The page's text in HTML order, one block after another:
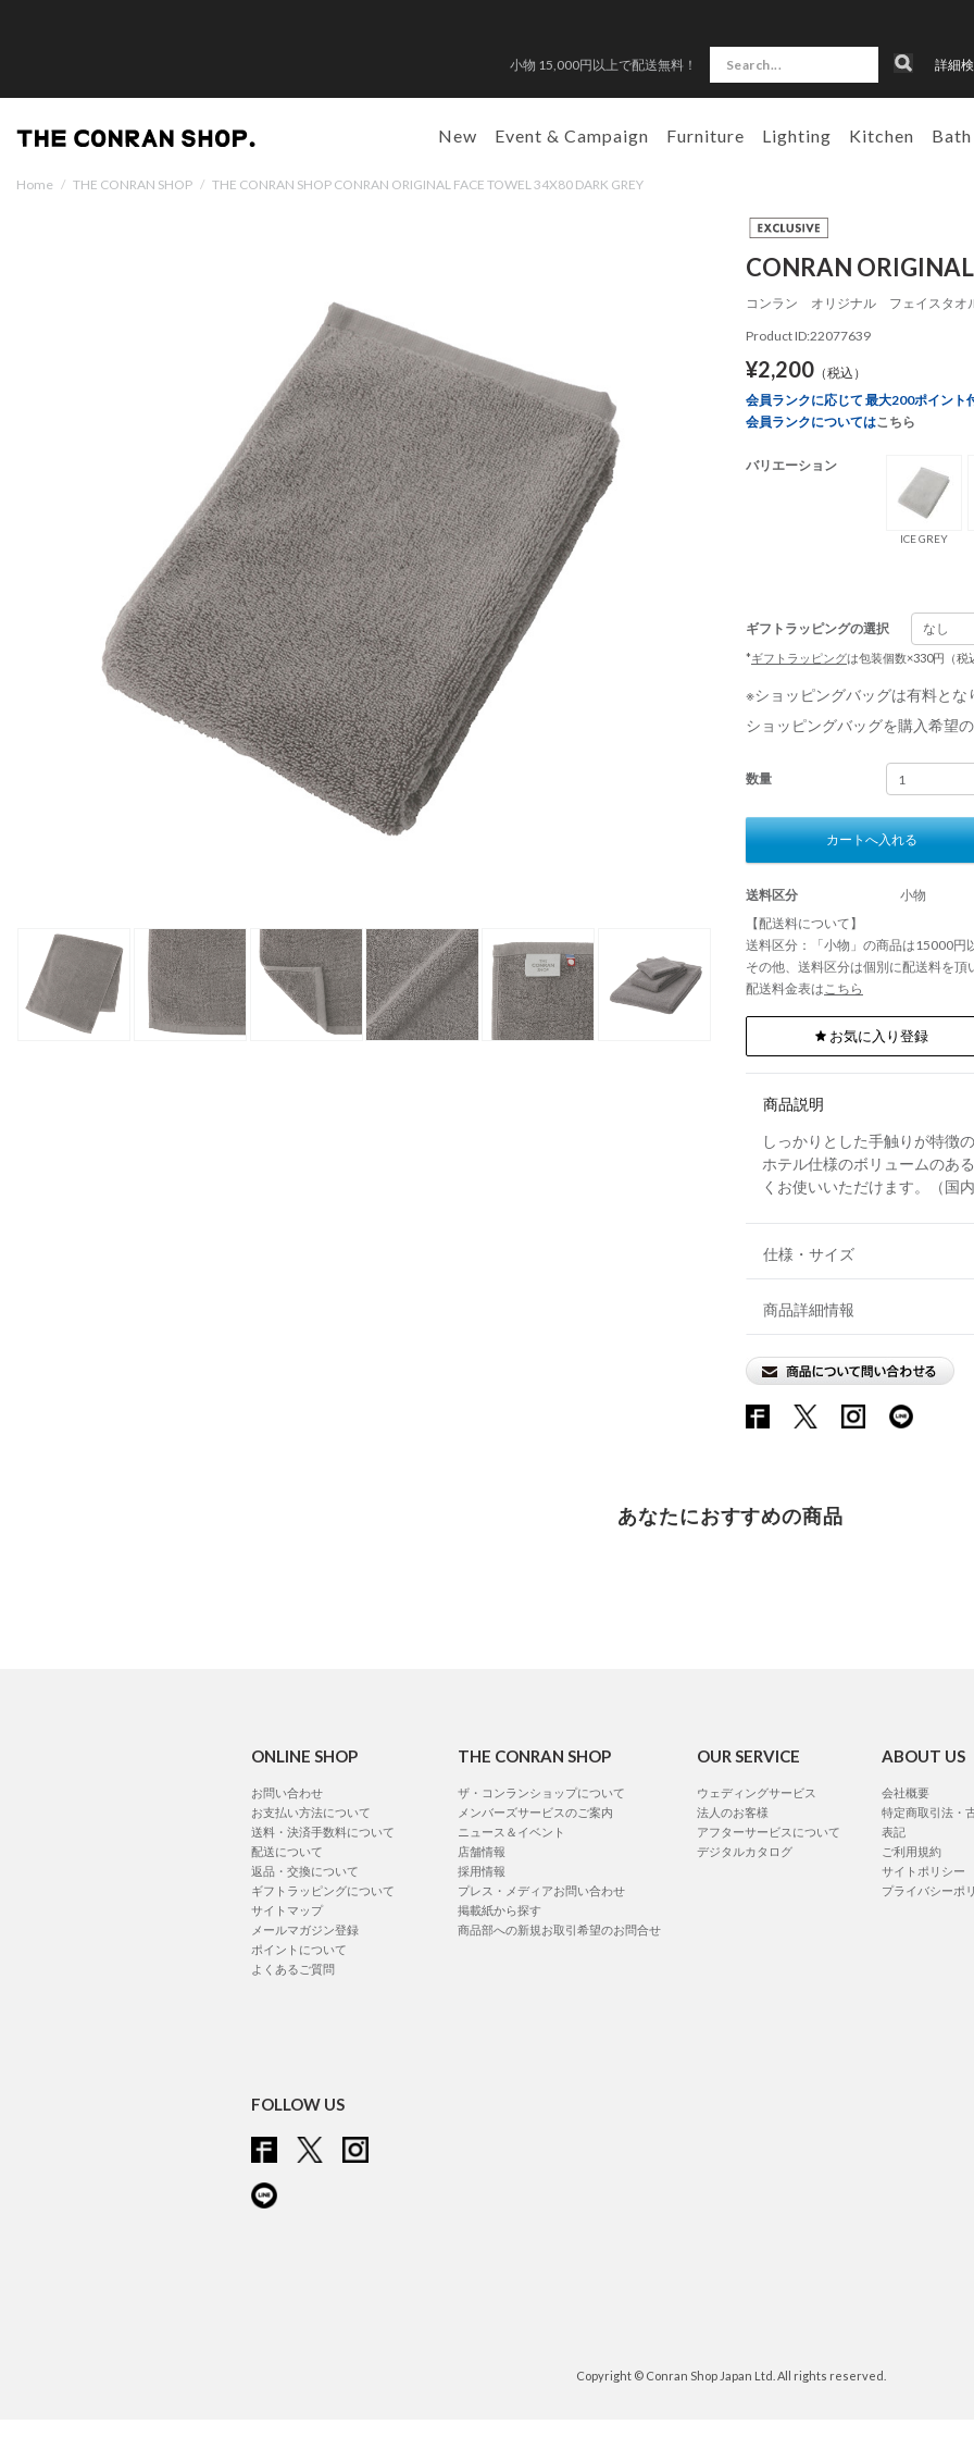
小物 15,000円以上で配送無料！ 詳細
New Event & Campaign Furniture Lighting Kitchen Bath
Home / THE CONRAN SHOP / THE CONRAN SHOP CONRAN ORIGINAL FACE TOWEL 34X80 DARK GREY
CONRAN
コンラン オリジナル フェイスタ
Product ID:22077639
¥2,200（税込）
会員ランクに応じて 最大200ポイント
会員ランクについてはこちら
バリエーション
ICE GREY
ギフトラッピングの選択
*ギフトラッピングは包装個数×330円（税
※ショッピングバッグは有料とな
ショッピングバッグを購入希望
数量
カートへ入れる
送料区分
小物
【配送料について】
送料区分：「小物」の商品は15000円
その他、送料区分は個別に配送料を頂
配送料金表はこちら
お気に入り登録
商品説明
しっかりとした手触りが特徴
ホテル仕様のボリュームのあ
くお使いいただけます。（国内
仕様・サイズ
商品詳細情報
あなたにおすすめの商品
ONLINE SHOP
お問い合わせ
お支払い方法について
送料・決済手数料について
配送について
返品・交換について
ギフトラッピングについて
サイトマップ
メールマガジン登録
ポイントについて
よくあるご質問
THE CONRAN SHOP
ザ・コンランショップについて
メンバーズサービスのご案内
ニュース＆イベント
店舗情報
採用情報
プレス・メディアお問い合わせ
掲載紙から探す
商品部への新規お取引希望のお問合せ
OUR SERVICE
ウェディングサービス
法人のお客様
アフターサービスについて
デジタルカタログ
ABOUT US
会社概要
特定商取引法・
表記
ご利用規約
サイトポリシー
プライバシーポ
FOLLOW US
Copyright © Conran Shop Japan Ltd. All rights reserved.